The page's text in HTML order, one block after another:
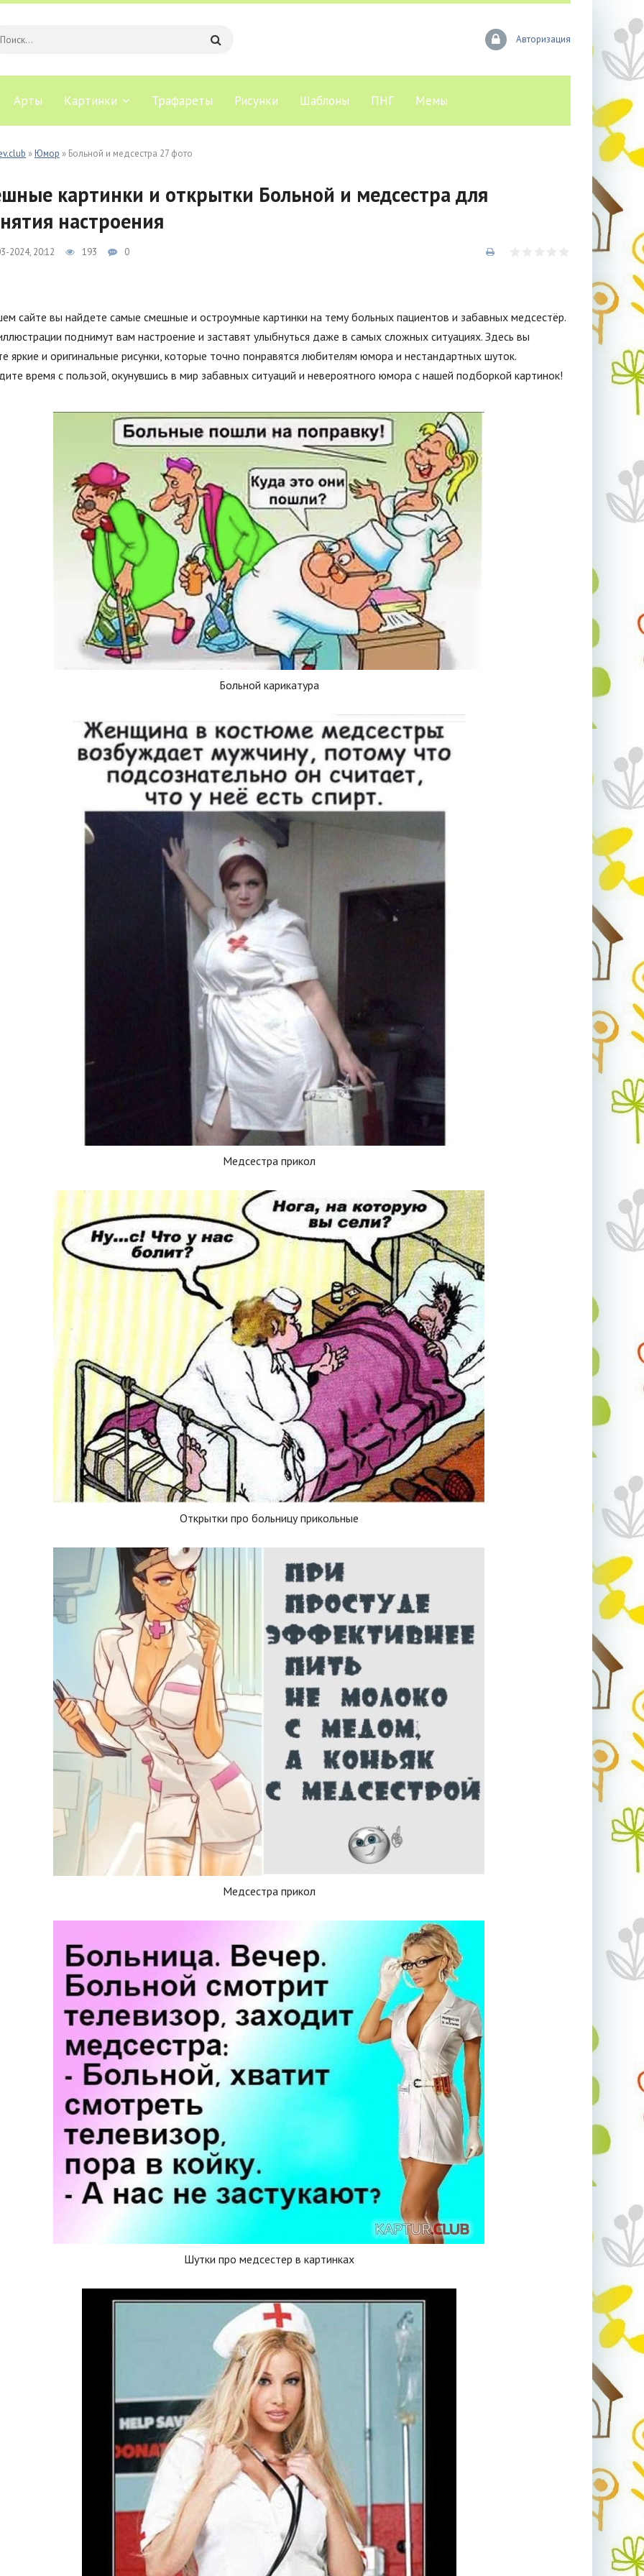
Авторизация
Арты Картинки Трафареты Рисунки Шаблоны ПНГ Мемы
»Юмор » Больной и медсестра 27 фото
картинки и открытки Больной и медсестра для
настроения
2024, 20:12 193 0
сайте вы найдете самые смешные и остроумные картинки на тему больных пациентов и забавных медсестёр.
поднимут вам настроение и заставят улыбнуться даже в самых сложных ситуациях. Здесь вы
яркие и оригинальные рисунки, которые точно понравятся любителям юмора и нестандартных шуток.
время с пользой, окунувшись в мир забавных ситуаций и невероятного юмора с нашей подборкой картинок!
Больной карикатура
Медсестра прикол
Открытки про больницу прикольные
Медсестра прикол
Шутки про медсестер в картинках